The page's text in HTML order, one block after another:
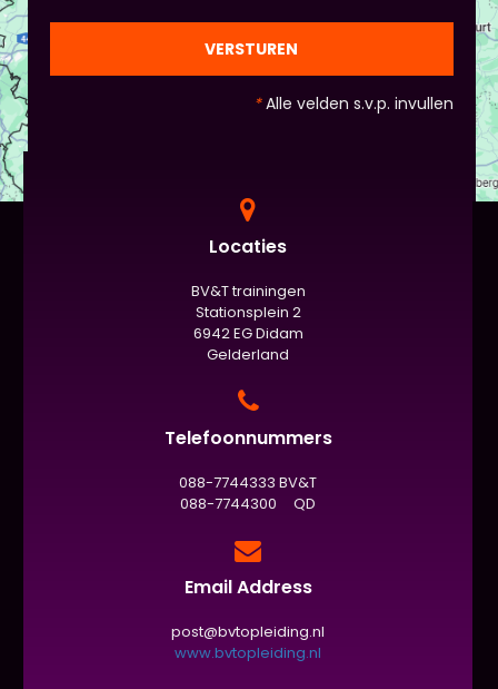
gezien de eindpresentaties van 5 minuten de
officiële/vaste werkvorm zijn. Voor beginners is het
nog met spiekbriefje). - Vergeet het
evaluatieformulier niet :)
VERSTUREN
*Alle velden s.v.p. invullen
Locaties
BV&T trainingen
Stationsplein 2
6942 EG Didam
Gelderland
Telefoonnummers
088-7744333 BV&T
088-7744300 QD
Email Address
post@bvtopleiding.nl
www.bvtopleiding.nl